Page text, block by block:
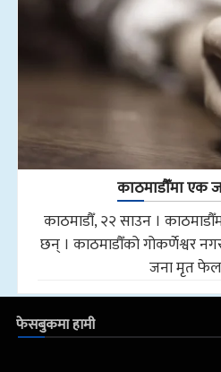
काठमाडौँमा एक
काठमाडौँ, २२ साउन ।
छन् । काठमाडौँको गोकर्णेश्वर
जना मृत
फेसबुकमा हामी